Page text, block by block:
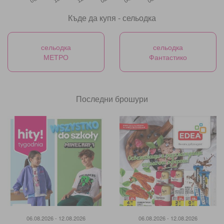
Къде да купя - сельодка
сельодка
МЕТРО
сельодка
Фантастико
Последни брошури
06.08.2026 - 12.08.2026 06.08.2026 - 12.08.2026